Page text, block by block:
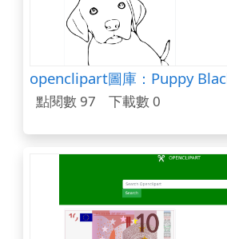
openclipart圖庫：Puppy
點閱數 97 下載數 0